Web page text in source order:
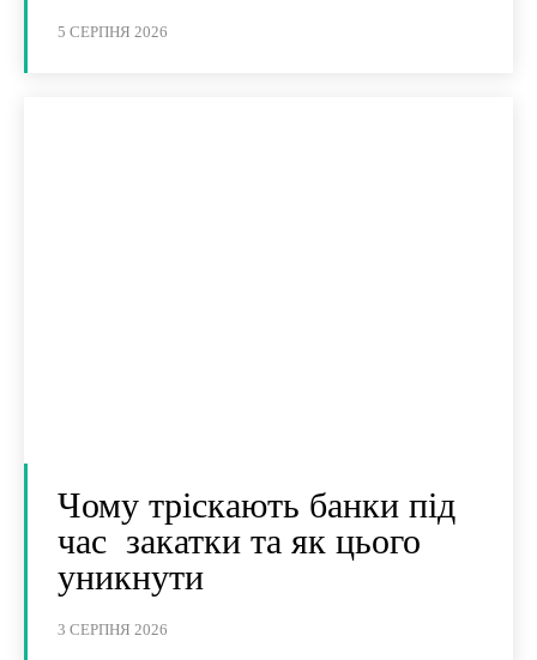
5 СЕРПНЯ 2026
Чому тріскають банки під
час закатки та як цього
уникнути
3 СЕРПНЯ 2026